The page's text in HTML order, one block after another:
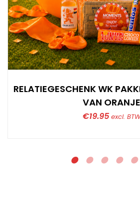
RELATIEGESCHENK WK
VAN ORANJE
€19.95 excl. BTW